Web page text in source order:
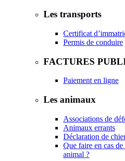
Les transports
Certificat
Permis de conduire
FACTURES
Paiement en ligne
Les animaux
Associations de
Animaux errants
Déclaration de
Que faire en cas
animal ?